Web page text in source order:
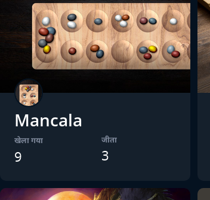
Mancala
खेला गया
9
जीता
3